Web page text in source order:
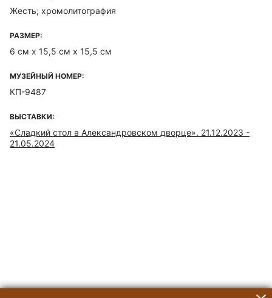
Жесть; хромолитография
РАЗМЕР:
6 см х 15,5 см х 15,5 см
МУЗЕЙНЫЙ НОМЕР:
КП-9487
ВЫСТАВКИ:
«Сладкий стол в Александровском дворце». 21.12.2023 -
21.05.2024